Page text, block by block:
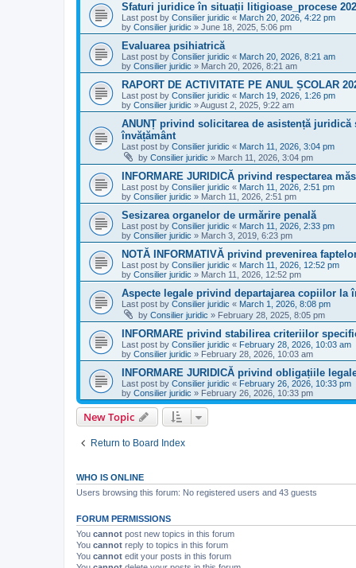
Sfaturi juridice în situații litigioase_procese
Last post by Consilier juridic « March 20, 2026, 4:22 pm
by Consilier juridic » June 18, 2025, 5:06 pm
Evaluarea psihiatrică
Last post by Consilier juridic « March 20, 2026, 8:21 am
by Consilier juridic » March 20, 2026, 8:21 am
RAPORT DE ACTIVITATE PE ANUL ȘCOLAR
Last post by Consilier juridic « March 19, 2026, 1:26 pm
by Consilier juridic »August 2, 2025, 9:22 am
ANUNȚ privind solicitarea de asistență
învățământ
Last post by Consilier juridic « March 11, 2026, 3:04 pm
by Consilier juridic » March 11, 2026, 3:04 pm
INFORMARE JURIDICĂ privind respectarea
Last post by Consilier juridic « March 11, 2026, 2:51 pm
by Consilier juridic » March 11, 2026, 2:51 pm
Sesizarea organelor de urmărire penală
Last post by Consilier juridic « March 11, 2026, 2:33 pm
by Consilier juridic » March 3, 2019, 6:23 pm
NOTĂ INFORMATIVĂ privind prevenirea
Last post by Consilier juridic « March 11, 2026, 12:52 pm
by Consilier juridic » March 11, 2026, 12:52 pm
Aspecte legale privind departajarea copiilor la
Last post by Consilier juridic « March 1, 2026, 8:08 pm
by Consilier juridic » February 28, 2025, 8:05 pm
INFORMARE privind stabilirea criteriilor
Last post by Consilier juridic « February 28, 2026, 10:03 am
by Consilier juridic » February 28, 2026, 10:03 am
INFORMARE JURIDICĂ privind obligațiile
Last post by Consilier juridic « February 26, 2026, 10:33 pm
by Consilier juridic » February 26, 2026, 10:33 pm
New Topic
Return to Board Index
WHO IS ONLINE
Users browsing this forum: No registered users and 43 guests
FORUM PERMISSIONS
You cannot post new topics in this forum
You cannot reply to topics in this forum
You cannot edit your posts in this forum